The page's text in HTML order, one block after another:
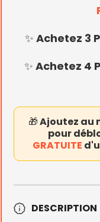
✨ Achetez 3
✨ Achetez 4
🎁Ajoutez au
pour
GRATUITE
DESCRIPTION